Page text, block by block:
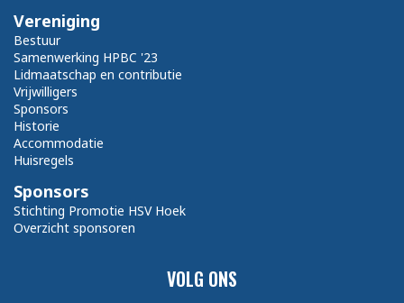
VOLG ONS
Vereniging
Bestuur
Samenwerking HPBC '23
Lidmaatschap en contributie
Vrijwilligers
Sponsors
Historie
Accommodatie
Huisregels
Sponsors
Stichting Promotie HSV Hoek
Overzicht sponsoren